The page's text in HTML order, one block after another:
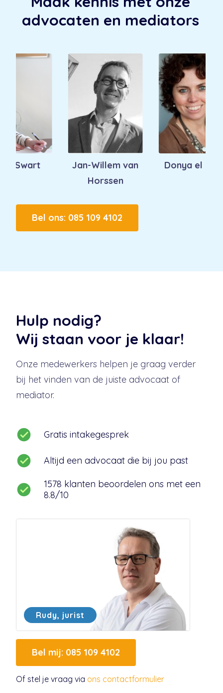
advocaten en mediators
Jan-Willem van
Horssen
Donya el Fadili
Bel ons: 085 109 4102
Hulp nodig?
Wij staan voor je klaar!
Onze medewerkers helpen je graag verder
bij het vinden van de juiste advocaat of
mediator.
Gratis intakegesprek
Altijd een advocaat die bij jou past
1578 klanten beoordelen ons met een
8.8/10
Rudy, jurist
Bel mij: 085 109 4102
Of stel je vraag via ons contactformulier